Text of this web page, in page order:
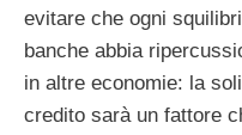
evitare che ogni
banche abbia
in altre economie: la
credito sarà un fattore